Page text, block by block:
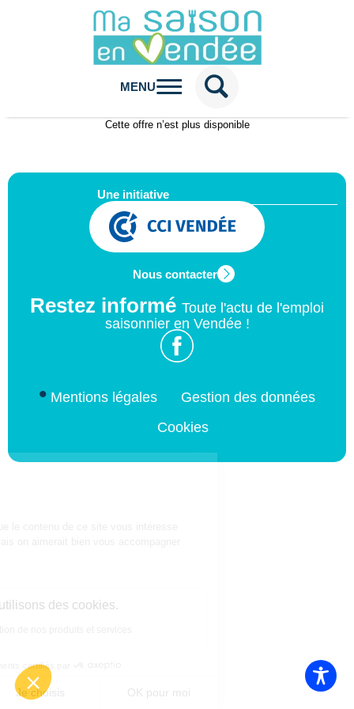
MENU
Cette offre n’est plus disponible
Une initiative
Restez informé Toute l'actu de l'emploi
saisonnier en Vendée !
Mentions légales
Gestion des données
Cookies
Nous contacter